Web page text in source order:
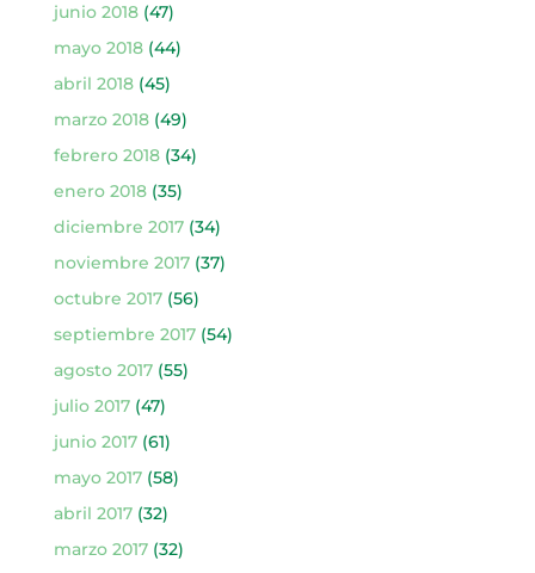
junio 2018(47)
mayo 2018(44)
abril 2018(45)
marzo 2018(49)
febrero 2018(34)
enero 2018(35)
diciembre 2017(34)
noviembre 2017(37)
octubre 2017(56)
septiembre 2017(54)
agosto 2017(55)
julio 2017(47)
junio 2017(61)
mayo 2017(58)
abril 2017(32)
marzo 2017(32)